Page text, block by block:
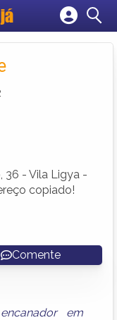
36 - Vila Ligya -
copiado!
Comente
encanador em